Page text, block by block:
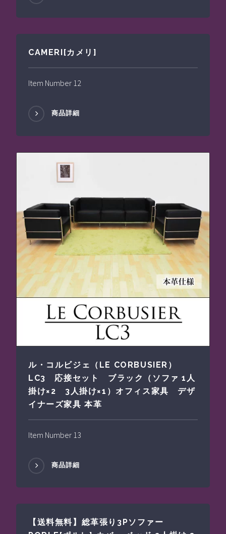
CAMERI[カメリ]
Item Number 12
商品詳細
ル・コルビジェ（LE CORBUSIER）
LC3 応接セット ブラック（ソファ 1人
掛け×2 3人掛け×1）オフィス家具 デザ
イナーズ家具 本革
Item Number 13
商品詳細
【送料無料】総革張り3Pソファー